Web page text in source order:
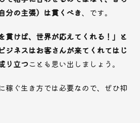
分の主張）は貫くべき、です。
貫けば、世界が応えてくれる！」と
ジネスはお客さんが来てくれてはじ
り立つことも思い出しましょう。
稼ぐ生き方では必要なので、ぜひ抑